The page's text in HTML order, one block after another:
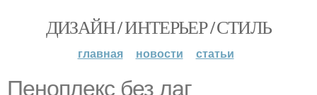
ДИЗАЙН / ИНТЕРЬЕР / СТИЛЬ
главная новости статьи
Пеноплекс без лаг